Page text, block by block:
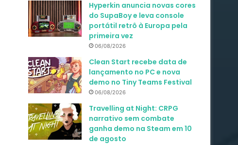
Hyperkin anuncia novas cores
do SupaBoy e leva console
portátil retrô à Europa pela
primeira vez
06/08/2026
Clean Start recebe data de
lançamento no PC e nova
demo no Tiny Teams Festival
06/08/2026
Travelling at Night: CRPG
narrativo sem combate
ganha demo na Steam em 10
de agosto